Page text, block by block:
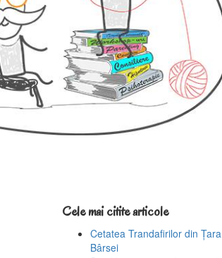
Cele mai citite articole
Cetatea Trandafirilor din Țara
Bârsei